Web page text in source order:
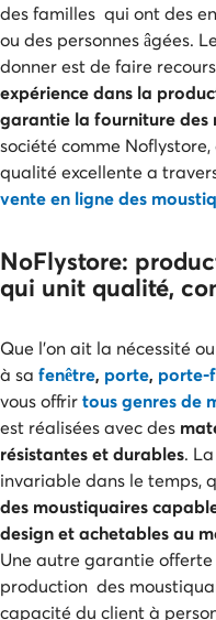
des familles qui ont des
ou des personnes âgées.
donner est de faire
expérience dans la
garantie la fourniture des
société comme
qualité excellente a
vente en ligne des
NoFlystore:
qui unit qualité,
Que l’on ait la nécessité
à sa fenêtre, porte, porte-
vous offrirtous genres de
est réalisées avec des
résistantes et durables.
invariable dans le temps,
des moustiquaires
design et achetables au
Une autre garantie
production des
capacité du client à